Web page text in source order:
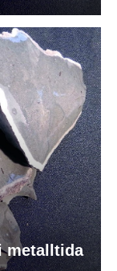
metalltida